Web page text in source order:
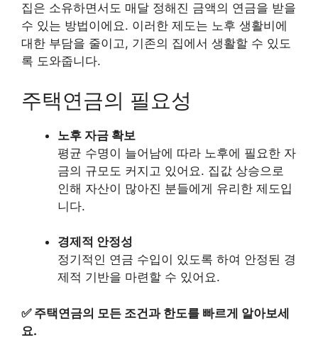
집은 소유하면서도 매달 정해진 금액의 연금을 받을
수 있는 방법이에요. 이러한 제도는 노후 생활비에
대한 부담을 줄이고, 기존의 집에서 생활할 수 있도
록 도와줍니다.
주택연금의 필요성
노후 자금 확보
평균 수명이 늘어남에 따라 노후에 필요한 자
금의 규모도 커지고 있어요. 집값 상승으로
인해 자산이 많아진 분들에게 유리한 제도입
니다.
경제적 안정성
정기적인 연금 수입이 있도록 하여 안정된 경
제적 기반을 마련할 수 있어요.
✅ 주택연금의 모든 조건과 한도를 빠르게 알아보세
요.